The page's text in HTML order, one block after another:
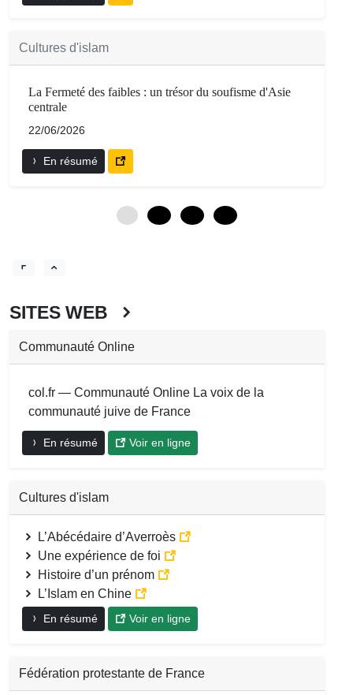
Cultures d'islam
La Fermeté des faibles : un trésor du soufisme d'Asie
centrale
22/06/2026
En résumé
SITES WEB
Communauté Online
col.fr — Communauté Online La voix de la
communauté juive de France
En résumé Voir en ligne
Cultures d'islam
L’Abécédaire d’Averroès
Une expérience de foi
Histoire d’un prénom
L’Islam en Chine
En résumé Voir en ligne
Fédération protestante de France